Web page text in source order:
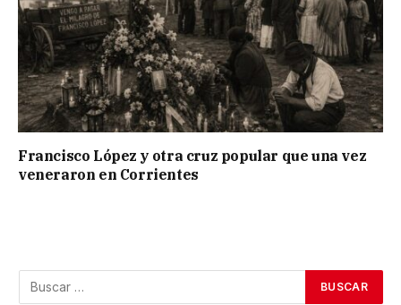
Francisco López y otra cruz popular que una vez
veneraron en Corrientes